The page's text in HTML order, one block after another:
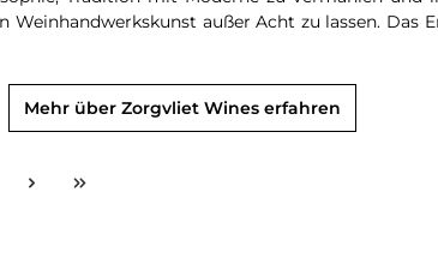
außer Acht zu lassen. Das
Mehr über Zorgvliet Wines erfahren